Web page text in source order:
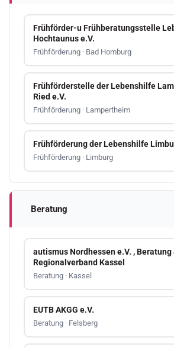
Frühförder-u Frühberatungsstelle
Hochtaunus e.V.
Frühförderung · Bad Homburg
Frühförderstelle der Lebenshilfe
Ried e.V.
Frühförderung · Lampertheim
Frühförderung der Lebenshilfe
Frühförderung · Limburg
Beratung
autismus Nordhessen e.V. , Beratung
Regionalverband Kassel
Beratung · Kassel
EUTB AKGG e.V.
Beratung · Felsberg